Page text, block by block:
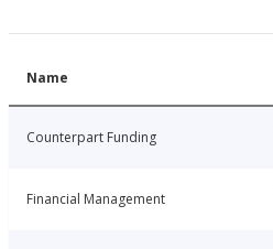
Name
Counterpart Funding
Financial Management